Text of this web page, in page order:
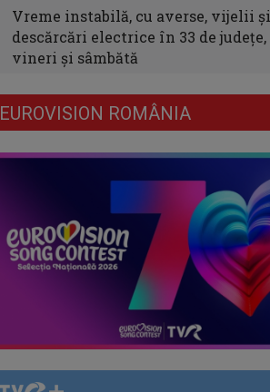
Vreme instabilă, cu averse, vijelii şi
descărcări electrice în 33 de judeţe,
vineri şi sâmbătă
EUROVISION ROMÂNIA